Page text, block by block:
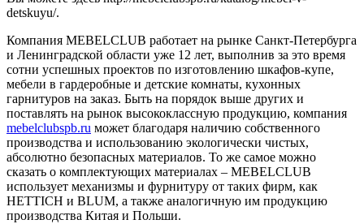
detskuyu/.
Компания MEBELCLUB работает на рынке Санкт-Петербурга
и Ленинградской области уже 12 лет, выполнив за это время
сотни успешных проектов по изготовлению шкафов-купе,
мебели в гардеробные и детские комнаты, кухонных
гарнитуров на заказ. Быть на порядок выше других и
поставлять на рынок высококлассную продукцию, компания
mebelclubspb.ru может благодаря наличию собственного
производства и использованию экологически чистых,
абсолютно безопасных материалов. То же самое можно
сказать о комплектующих материалах – MEBELCLUB
использует механизмы и фурнитуру от таких фирм, как
HETTICH и BLUM, а также аналогичную им продукцию
производства Китая и Польши.